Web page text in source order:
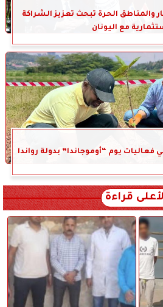
والمناطق الحرة تبحث تعزيز الشراكة
مع اليونان
يوم “أوموجاندا” بدولة رواندا
قراءة